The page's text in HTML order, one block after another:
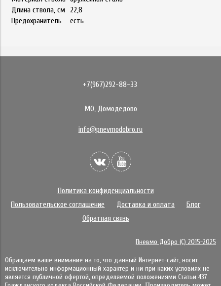
Длина ствола, см
22,8
Предохранитель
есть
+7(967)292-88-33
МО, Домодедово
info@pnevmodobro.ru
Политика конфиденциальности
Пользовательское соглашение
Доставка и оплата
Блог
Обратная связь
Пневмо Добро (С) 2015-2025
Обращаем ваше внимание на то, что данный Интернет-сайт, носит
исключительно информационный характер и ни при каких условиях не
является публичной офертой, определяемой положениями Статьи 437